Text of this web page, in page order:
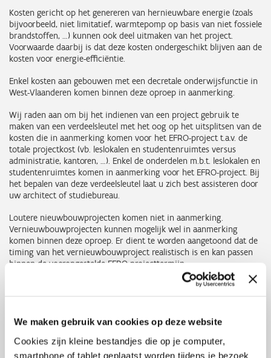
We maken gebruik van cookies op deze website
Cookies zijn kleine bestandjes die op je computer,
smartphone of tablet geplaatst worden tijdens je bezoek
Kosten gericht op het genereren van hernieuwbare energie (zoals
bijvoorbeeld, niet limitatief, warmtepomp op basis van niet fossiele
brandstoffen, …) kunnen ook deel uitmaken van het project.
Voorwaarde daarbij is dat deze kosten ondergeschikt blijven aan de
kosten voor energie-efficiëntie.
Enkel kosten aan gebouwen met een decretale onderwijsfunctie in
West-Vlaanderen komen binnen deze oproep in aanmerking.
Wij raden aan om bij het indienen van een project gebruik te
maken van een verdeelsleutel met het oog op het uitsplitsen van de
kosten die in aanmerking komen voor het EFRO-project t.a.v. de
totale projectkost (vb. leslokalen en studentenruimtes versus
administratie, kantoren, …). Enkel de onderdelen m.b.t. leslokalen en
studentenruimtes komen in aanmerking voor het EFRO-project. Bij
het bepalen van deze verdeelsleutel laat u zich best assisteren door
uw architect of studiebureau.
Loutere nieuwbouwprojecten komen niet in aanmerking.
Vernieuwbouwprojecten kunnen mogelijk wel in aanmerking
komen binnen deze oproep. Er dient te worden aangetoond dat de
timing van het vernieuwbouwproject realistisch is en kan passen
binnen de vooropgestelde EFRO-projecttermijn.
Meer informatie over de kostenrubrieken is terug te vinden in de
Financiering
Projecten moeten beschikken over een sluitend financieel plan. Bij